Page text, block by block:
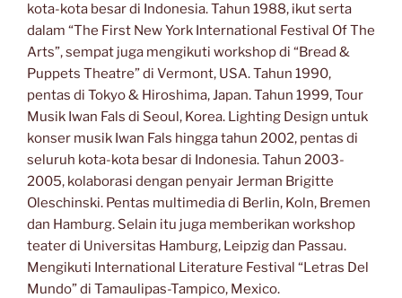
kota-kota besar di Indonesia. Tahun 1988, ikut serta
dalam “The First New York International Festival Of The
Arts”, sempat juga mengikuti workshop di “Bread &
Puppets Theatre” di Vermont, USA. Tahun 1990,
pentas di Tokyo & Hiroshima, Japan. Tahun 1999, Tour
Musik Iwan Fals di Seoul, Korea. Lighting Design untuk
konser musik Iwan Fals hingga tahun 2002, pentas di
seluruh kota-kota besar di Indonesia. Tahun 2003-
2005, kolaborasi dengan penyair Jerman Brigitte
Oleschinski. Pentas multimedia di Berlin, Koln, Bremen
dan Hamburg. Selain itu juga memberikan workshop
teater di Universitas Hamburg, Leipzig dan Passau.
Mengikuti International Literature Festival “Letras Del
Mundo” di Tamaulipas-Tampico, Mexico.